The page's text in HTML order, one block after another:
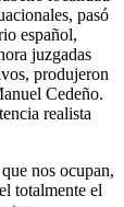
pasó
español,
juzgadas
produjeron
Cedeño.
realista
nos ocupan,
totalmente el